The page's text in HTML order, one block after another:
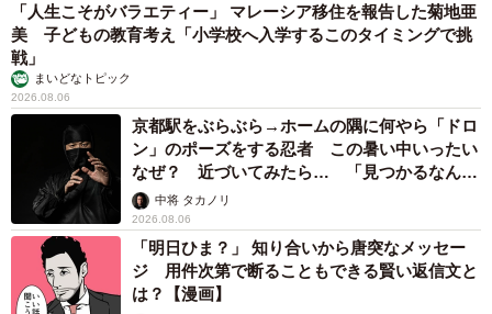
「人生こそがバラエティー」 マレーシア移住を報告した菊地亜
美 子どもの教育考え「小学校へ入学するこのタイミングで挑
戦」
まいどなトピック
2026.08.06
京都駅をぶらぶら→ホームの隅に何やら「ドロ
ン」のポーズをする忍者 この暑い中いったい
なぜ？ 近づいてみたら… 「見つかるなんて
未熟」中将 タカノリ
2026.08.06
「明日ひま？」 知り合いから唐突なメッセー
ジ 用件次第で断ることもできる賢い返信文と
は？【漫画】